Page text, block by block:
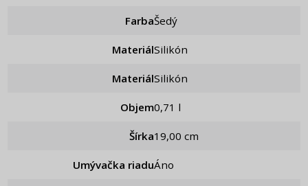
Farba Šedý
Materiál Silikón
Materiál Silikón
Objem 0,71 l
Šírka 19,00 cm
Umývačka riadu Áno